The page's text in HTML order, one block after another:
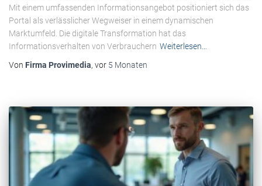
Mit einem umfassenden Informationsangebot positioniert sich das
Portal als verlässlicher Wegweiser in einem dynamischen
Marktumfeld. Die digitale Transformation hat das
Informationsverhalten von Verbrauchern Weiterlesen…
Von Firma Provimedia, vor 5 Monaten